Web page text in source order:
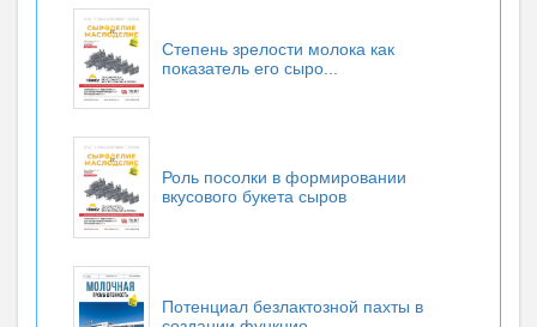
Степень зрелости молока как
показатель его cыро...
Роль посолки в формировании
вкусового букета сыров
Потенциал безлактозной пахты в